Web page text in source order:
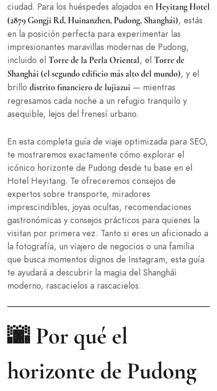
ciudad. Para los huéspedes alojados en Heyitang Hotel
(2879 Gongji Rd, Huinanzhen, Pudong, Shanghái), estás
en la posición perfecta para experimentar las
impresionantes maravillas modernas de Pudong,
incluido el Torre de la Perla Oriental, el Torre de
Shanghái (el segundo edificio más alto del mundo), y el
brillo distrito financiero de lujiazui — mientras
regresamos cada noche a un refugio tranquilo y
asequible, lejos del frenesí urbano.
En esta completa guía de viaje optimizada para SEO,
te mostraremos exactamente cómo explorar el
icónico horizonte de Pudong desde tu base en el
Hotel Heyitang. Te ofreceremos consejos de
expertos sobre transporte, miradores
imprescindibles, joyas ocultas, recomendaciones
gastronómicas y consejos prácticos para quienes la
visitan por primera vez. Tanto si eres un aficionado a
la fotografía, un viajero de negocios o una familia
que busca momentos dignos de Instagram, esta guía
te ayudará a descubrir la magia del Shanghái
moderno, rascacielos a rascacielos.
🌆 Por qué el
horizonte de Pudong